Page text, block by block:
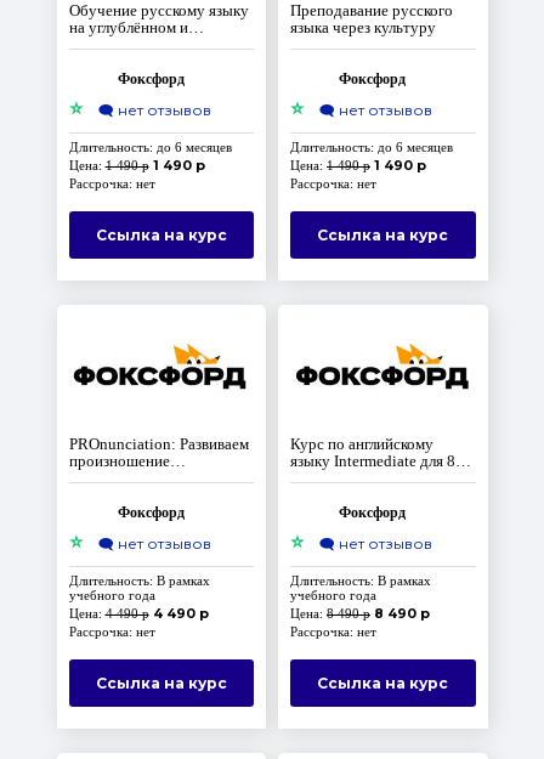
Обучение русскому языку
на углублённом и
олимпиадном уровнях
Фоксфорд
⭐ 🗨️ нет отзывов
Длительность: до 6 месяцев
Цена:1 490 р 1 490 р
Рассрочка: нет
Ссылка на курс
Преподавание русского
языка через культуру
Фоксфорд
⭐ 🗨️ нет отзывов
Длительность: до 6 месяцев
Цена: 1 490 р 1 490 р
Рассрочка: нет
Ссылка на курс
PROnunciation: Развиваем
произношение
английского языка
Фоксфорд
⭐ 🗨️ нет отзывов
Длительность: В рамках
учебного года
Цена:4 490 р 4 490 р
Рассрочка: нет
Ссылка на курс
Курс по английскому
языку Intermediate для 8-
10 классов
Фоксфорд
⭐ 🗨️ нет отзывов
Длительность: В рамках
учебного года
Цена: 8 490 р 8 490 р
Рассрочка: нет
Ссылка на курс